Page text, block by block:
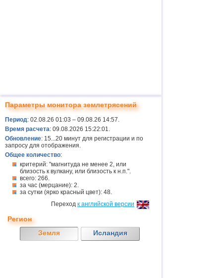
Параметры монитора землетрясений
Период: 02.08.26 01:03 – 09.08.26 14:57.
Время расчета: 09.08.2026 15:22:01.
Обновление: 15...20 минут для регистрации и по
запросу для отображения.
Общее количество:
критерий: "магнитуда не менее 2, или
близость к вулкану, или близость к н.п.".
всего: 266.
за час (мерцание): 2.
за сутки (ярко красный цвет): 48.
Переход к английской версии
Регион
Земля
Исландия